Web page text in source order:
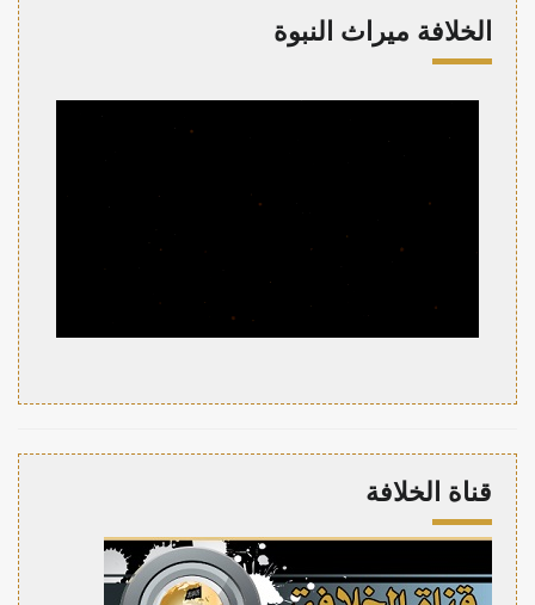
الخلافة ميراث النبوة
قناة الخلافة